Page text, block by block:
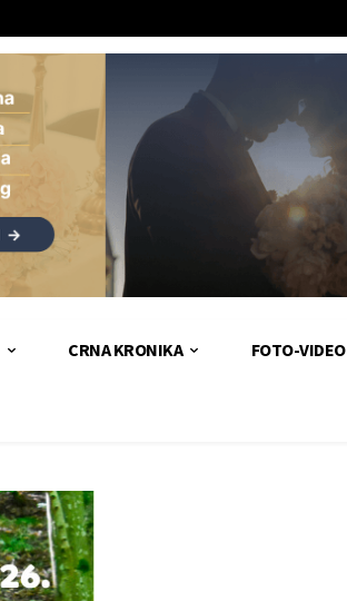
CRNA KRONIKA FOTO-VIDEO